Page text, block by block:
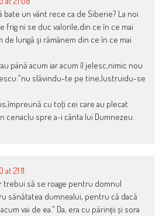
bate un vânt rece ca de Siberie? La noi
frig ni se duc valorile,din ce în ce mai
lungă şi rămânem din ce în ce mai
până acum iar acum îl jelesc,nimic nou
slăvindu-te pe tine,lustruidu-se
cu toţi cei care au plecat
cenaclu spre a-i cânta lui Dumnezeu.
21:11
trebui să se roage pentru domnul
sănătatea dumnealui, pentru că dacă
vai de ea.” Da, era cu părinții și sora